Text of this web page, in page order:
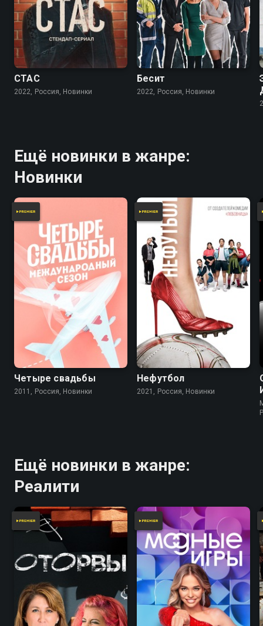
СТАС
2022, Россия, Новинки
Бесит
2022, Россия, Новинки
Ещё новинки в жанре:
Новинки
Четыре свадьбы
2011, Россия, Новинки
Нефутбол
2021, Россия, Новинки
Ещё новинки в жанре:
Реалити